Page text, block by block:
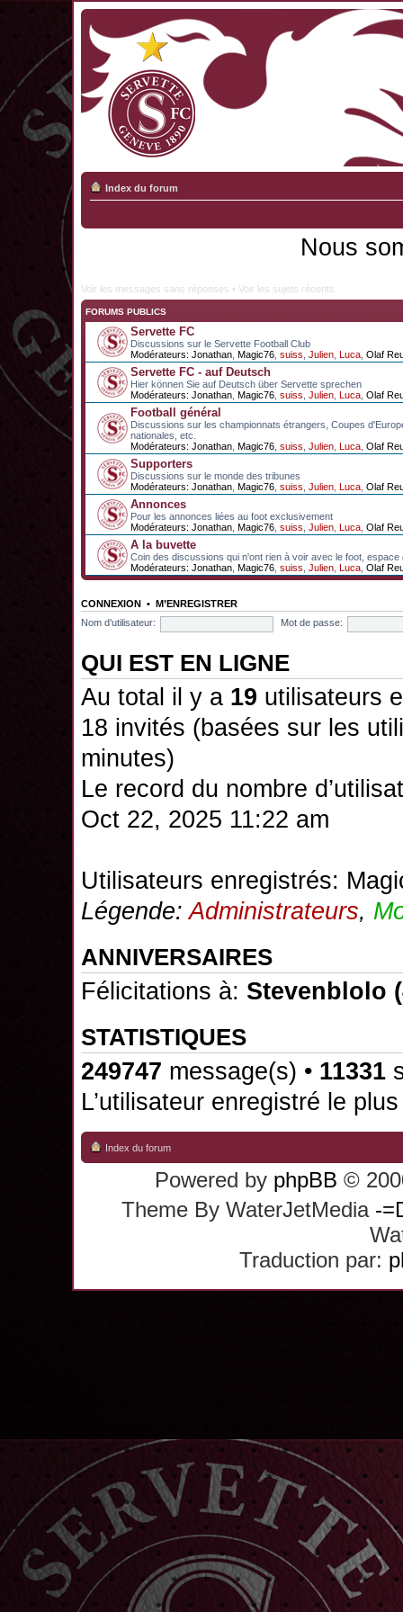
Index du forum
Nous
Voir les messages sans réponses • Voir les sujets récents
FORUMS PUBLICS
Servette FC
Discussions sur le Servette Football Club
Modérateurs: Jonathan Magic76 suiss Julien Luca Olaf
Servette FC - auf Deutsch
Hier können Sie auf Deutsch über Servette sprechen
Modérateurs: Jonathan Magic76 suiss Julien Luca Olaf
Football général
Discussions sur les championnats étrangers, Coupes
nationales, etc.
Modérateurs: Jonathan Magic76 suiss Julien Luca Olaf
Supporters
Discussions sur le monde des tribunes
Modérateurs: Jonathan Magic76 suiss Julien Luca Olaf
Annonces
Pour les annonces liées au foot exclusivement
Modérateurs: Jonathan Magic76 suiss Julien Luca Olaf
A la buvette
Coin des discussions qui n'ont rien à voir avec le foot, espace
Modérateurs: Jonathan Magic76 suiss Julien Luca Olaf
CONNEXION • M’ENREGISTRER
Nom d’utilisateur:
Mot de passe:
QUI EST EN LIGNE
Au total il y a 19 utilisateurs
18 invités (basées sur les
minutes)
Le record du nombre
Oct 22, 2025 11:22 am
Utilisateurs enregistrés:
Légende:Administrateurs,
ANNIVERSAIRES
Félicitations à: Stevenblolo
STATISTIQUES
249747 message(s) • 11331
L’utilisateur enregistré le
Index du forum
Powered by phpBB ©
Theme By WaterJetMedia -
Traduction par: